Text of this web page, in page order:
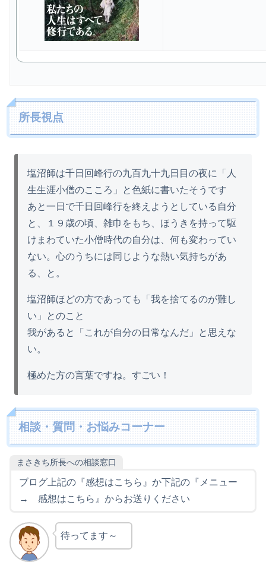
所長視点
塩沼師は千日回峰行の九百九十九日目の夜に「人
生生涯小僧のこころ」と色紙に書いたそうです
あと一日で千日回峰行を終えようとしている自分
と、１９歳の頃、雑巾をもち、ほうきを持って駆
けまわていた小僧時代の自分は、何も変わってい
ない。心のうちには同じような熱い気持ちがあ
る、と。
塩沼師ほどの方であっても「我を捨てるのが難し
い」とのこと
我があると「これが自分の日常なんだ」と思えな
い。
極めた方の言葉ですね。すごい！
相談・質問・お悩みコーナー
まさきち所長への相談窓口
ブログ上記の『感想はこちら』か下記の『メニュー
→ 感想はこちら』からお送りください
待ってます～